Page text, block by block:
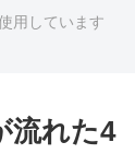
用しています
流れた4